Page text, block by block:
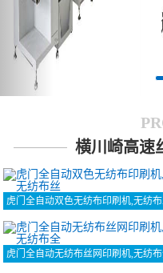
横川崎高速
虎门全自动双色无纺布印刷机,无纺
虎门全自动无纺布丝网印刷机,无纺